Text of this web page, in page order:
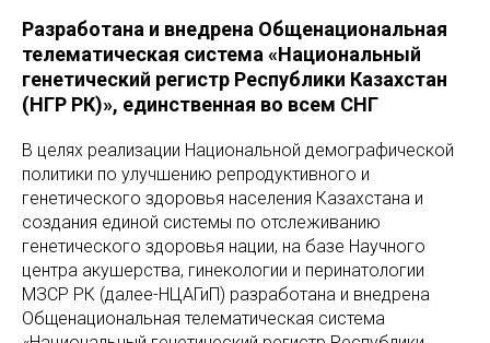
Разработана и внедрена Общенациональная
телематическая система «Национальный
генетический регистр Республики Казахстан
(НГР РК)», единственная во всем СНГ
В целях реализации Национальной демографической
политики по улучшению репродуктивного и
генетического здоровья населения Казахстана и
создания единой системы по отслеживанию
генетического здоровья нации, на базе Научного
центра акушерства, гинекологии и перинатологии
МЗСР РК (далее-НЦАГиП) разработана и внедрена
Общенациональная телематическая система